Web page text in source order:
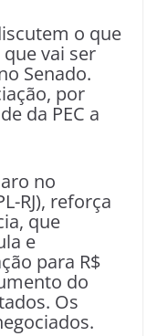
o que
vai ser
Senado.
por
da PEC a
no
RJ), reforça
que
e
para R$
do
Os